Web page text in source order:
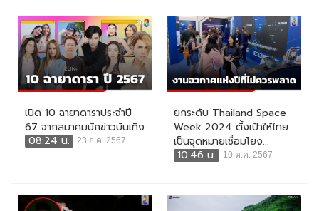
เปิด 10 ฉายาดาราประจำปี
67 จากสมาคมนักข่าวบันเทิง
08:24 น.
23 ธ.ค. 2567
ยกระดับ Thailand Space
Week 2024 ตั้งเป้าให้ไทย
เป็นจุดหมายเชื่อมโยง...
10:46 น.
10 ต.ค. 2567